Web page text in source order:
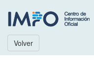
Volver